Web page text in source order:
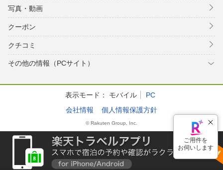
写真・動画
クーポン
クチコミ
その他の情報（PCサイト）
表示モード： モバイル
PC
会社情報
個人情報保護方針
© Rakuten Group, Inc.
ご用件を
お伺いします